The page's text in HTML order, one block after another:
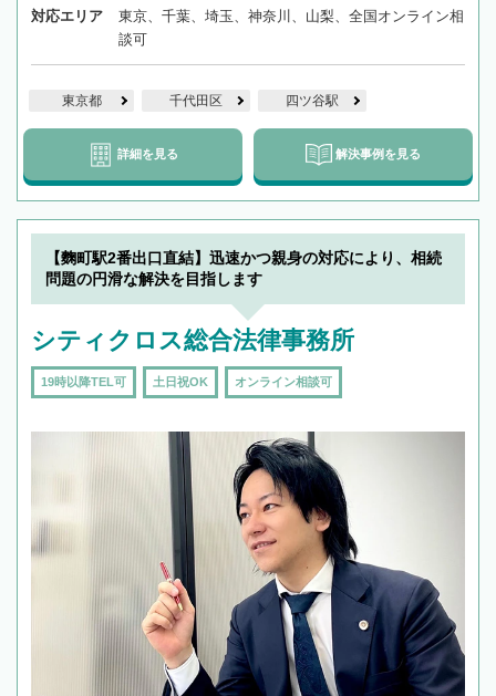
対応エリア
東京、千葉、埼玉、神奈川、山梨、全国オンライン相
談可
東京都 千代田区 四ツ谷駅
詳細を見る 解決事例を見る
【麴町駅2番出口直結】迅速かつ親身の対応により、相続
問題の円滑な解決を目指します
シティクロス総合法律事務所
19時以降TEL可 土日祝OK オンライン相談可